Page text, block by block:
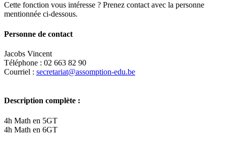
Cette fonction vous intéresse ? Prenez contact avec la personne
mentionnée ci-dessous.
Personne de contact
Jacobs Vincent
Téléphone : 02 663 82 90
Courriel : secretariat@assomption-edu.be
Description complète :
4h Math en 5GT
4h Math en 6GT